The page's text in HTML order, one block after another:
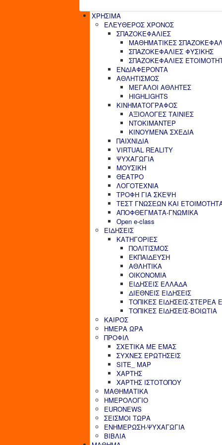
ΧΡΗΣΙΜΑ
ΕΛΕΥΘΕΡΟΣ ΧΡΟΝΟΣ
ΣΠΑΖΟΚΕΦΑΛΙΕΣ
ΜΑΘΗΜΑΤΙΚΕΣ
ΣΠΑΖΟΚΕΦΑΛΙΕΣ ΦΥΣΙΚΗΣ
ΣΠΑΖΟΚΕΦΑΛΙΕΣ
ΕΝΔΙΑΦΕΡΟΝΤΑ
ΑΘΛΗΤΙΣΜΟΣ
ΜΕΓΑΛΟΙ ΑΘΛΗΤΕΣ
HIGHLIGHTS
ΚΙΝΗΜΑΤΟΓΡΑΦΟΣ
ΑΞΙΟΛΟΓΕΣ ΤΑΙΝΙΕΣ
ΝΤΟΚΙΜΑΝΤΕΡ
ΚΙΝΟΥΜΕΝΑ ΣΧΕΔΙΑ
ΠΑΙΧΝΙΔΙΑ
VIRTUAL REALITY
ΨΥΧΑΓΩΓΙΑ
ΜΟΥΣΙΚΗ
ΘΕΑΤΡΟ
ΛΟΓΟΤΕΧΝΙΑ
ΤΡΟΦΗ ΓΙΑ ΣΚΕΨΗ
ΤΕΣΤ ΓΝΩΣΕΩΝ ΚΑΙ
ΑΠΟΦΘΕΓΜΑΤΑ-ΓΝΩΜΙΚΑ
Open e-class
ΕΙΔΗΣΕΙΣ
ΚΑΤΗΓΟΡΙΕΣ
ΠΟΛΙΤΙΣΜΟΣ
ΕΚΠΑΙΔΕΥΣΗ
ΑΘΛΗΤΙΚΑ
ΟΙΚΟΝΟΜΙΑ
ΕΙΔΗΣΕΙΣ ΕΛΛΑΔΑ
ΔΙΕΘΝΕΙΣ ΕΙΔΗΣΕΙΣ
ΤΟΠΙΚΕΣ ΕΙΔΗΣΕΙΣ-ΣΤΕΡΕΑ
ΤΟΠΙΚΕΣ ΕΙΔΗΣΕΙΣ-ΒΟΙΩΤΙΑ
ΚΑΙΡΟΣ
ΗΜΕΡΑ ΩΡΑ
ΠΡΟΦΙΛ
ΣΧΕΤΙΚΑ ΜΕ ΕΜΑΣ
ΣΥΧΝΕΣ ΕΡΩΤΗΣΕΙΣ
SITE_ MAP
ΧΑΡΤΗΣ
ΧΑΡΤΗΣ ΙΣΤΟΤΟΠΟΥ
ΜΑΘΗΜΑΤΙΚΑ
ΗΜΕΡΟΛΟΓΙΟ
EURONEWS
ΣΕΙΣΜΟΙ ΤΩΡΑ
ΕΝΗΜΕΡΩΣΗ-ΨΥΧΑΓΩΓΙΑ
ΒΙΒΛΙΑ